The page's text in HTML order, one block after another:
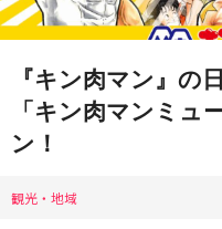
『キン肉マン』の
「キン肉マンミュ
ン！
観光・地域